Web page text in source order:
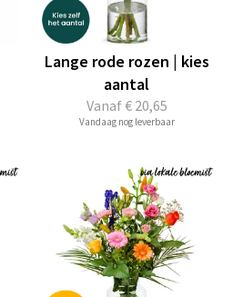
Vanaf€ 20,65
Lange rode rozen | kies
aantal
Vandaag nog leverbaar